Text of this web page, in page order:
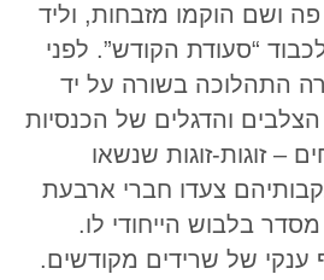
ושם הוקמו מזבחות, וליד
“סעודת הקודש”. לפני
התהלוכה בשורה על יד
והדגלים של הכנסיות
– זוגות-זוגות שנשאו
צעדו חברי ארבעת
בלבוש הייחודי לו.
ענקי של שרידים מקודשים.